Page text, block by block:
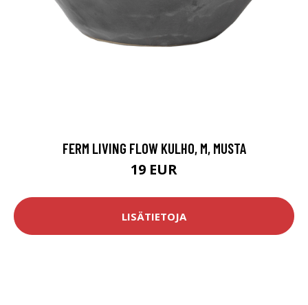
FERM LIVING FLOW KULHO, M, MUSTA
19 EUR
LISÄTIETOJA